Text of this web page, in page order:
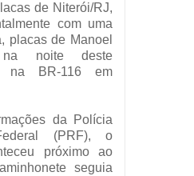
de Niterói/RJ,
com uma
placas de Manoel
na noite deste
na BR-116 em
da Polícia
(PRF), o
próximo ao
seguia